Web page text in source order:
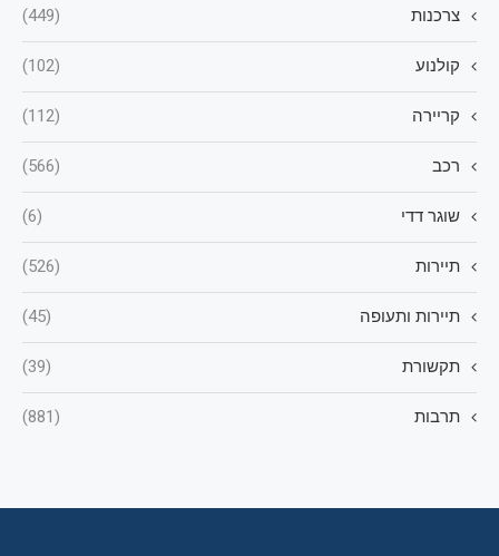
צרכנות (449)
קולנוע (102)
קריירה (112)
רכב (566)
שוגר דדי (6)
תיירות (526)
תיירות ותעופה (45)
תקשורת (39)
תרבות (881)